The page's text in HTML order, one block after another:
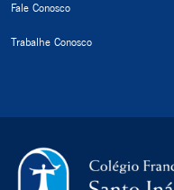
Fale Conosco
Trabalhe Conosco